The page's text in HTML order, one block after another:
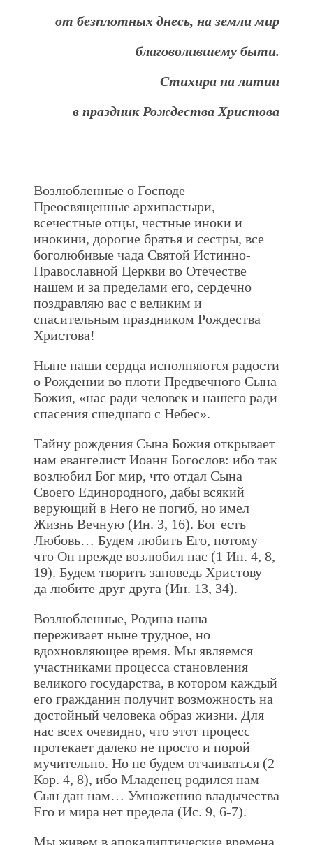
от безплотных днесь, на земли мир
благоволившему быти.
Стихира на литии
в праздник Рождества Христова
Возлюбленные о Господе
Преосвященные архипастыри,
всечестные отцы, честные иноки и
инокини, дорогие братья и сестры, все
боголюбивые чада Святой Истинно-
Православной Церкви во Отечестве
нашем и за пределами его, сердечно
поздравляю вас с великим и
спасительным праздником Рождества
Христова!
Ныне наши сердца исполняются радости
о Рождении во плоти Предвечного Сына
Божия, «нас ради человек и нашего ради
спасения сшедшаго с Небес».
Тайну рождения Сына Божия открывает
нам евангелист Иоанн Богослов: ибо так
возлюбил Бог мир, что отдал Сына
Своего Единородного, дабы всякий
верующий в Него не погиб, но имел
Жизнь Вечную (Ин. 3, 16). Бог есть
Любовь… Будем любить Его, потому
что Он прежде возлюбил нас (1 Ин. 4, 8,
19). Будем творить заповедь Христову —
да любите друг друга (Ин. 13, 34).
Возлюбленные, Родина наша
переживает ныне трудное, но
вдохновляющее время. Мы являемся
участниками процесса становления
великого государства, в котором каждый
его гражданин получит возможность на
достойный человека образ жизни. Для
нас всех очевидно, что этот процесс
протекает далеко не просто и порой
мучительно. Но не будем отчаиваться (2
Кор. 4, 8), ибо Младенец родился нам —
Сын дан нам… Умножению владычества
Его и мира нет предела (Ис. 9, 6-7).
Мы живем в апокалиптические времена,